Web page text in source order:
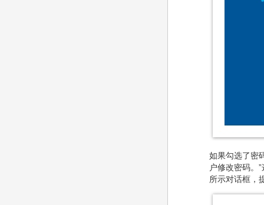
如果勾选了密
户修改密码。
所示对话框，